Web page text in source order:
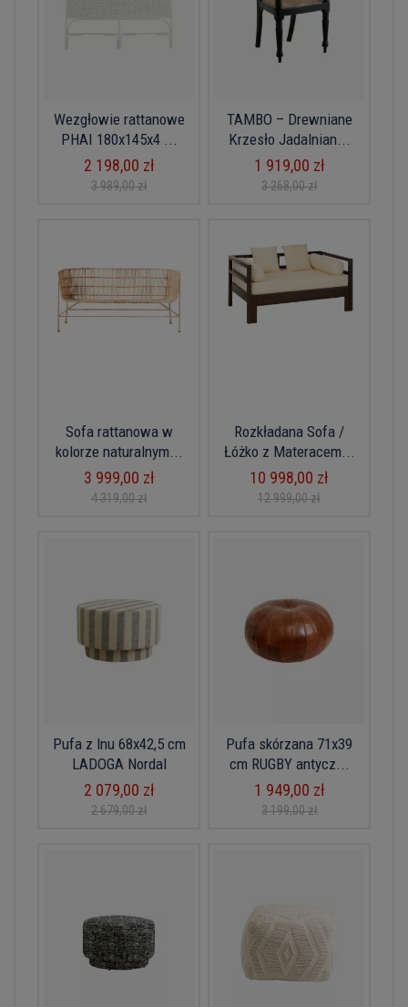
Wezgłowie rattanowe
PHAI 180x145x4 ...
2 198,00 zł
3 989,00 zł
TAMBO – Drewniane
Krzesło Jadalnian...
1 919,00 zł
3 268,00 zł
Sofa rattanowa w
kolorze naturalnym...
3 999,00 zł
4 319,00 zł
Rozkładana Sofa /
Łóżko z Materacem...
10 998,00 zł
12 999,00 zł
Pufa z lnu 68x42,5 cm
LADOGA Nordal
2 079,00 zł
2 679,00 zł
Pufa skórzana 71x39
cm RUGBY antycz...
1 949,00 zł
3 199,00 zł